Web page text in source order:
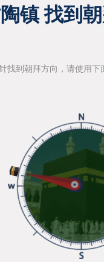
镇 找到
到朝拜方向，请使用